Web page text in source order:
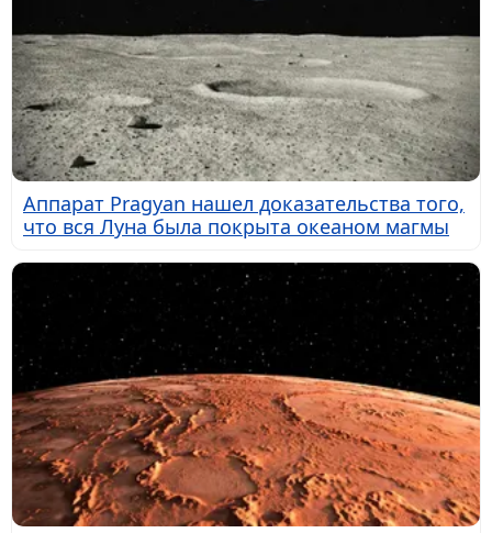
Аппарат Pragyan нашел доказательства того,
что вся Луна была покрыта океаном магмы